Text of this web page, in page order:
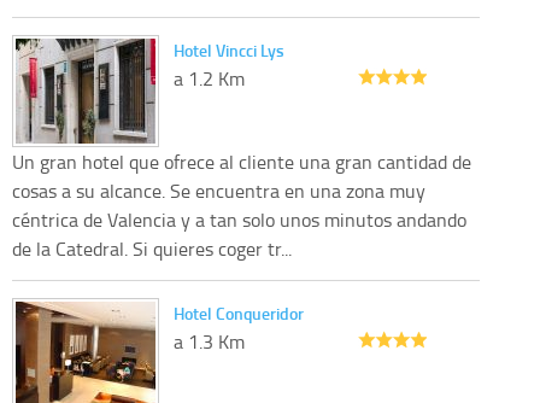
Hotel Vincci Lys
a 1.2 Km
Un gran hotel que ofrece al cliente una gran cantidad de
cosas a su alcance. Se encuentra en una zona muy
céntrica de Valencia y a tan solo unos minutos andando
de la Catedral. Si quieres coger tr...
Hotel Conqueridor
a 1.3 Km